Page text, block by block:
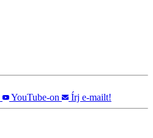
YouTube-on Írj e-mailt!